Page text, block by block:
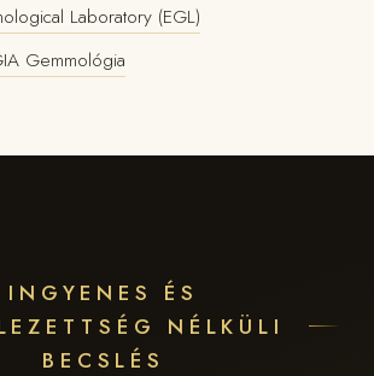
Laboratory (EGL)
Gemmológia
INGYENES ÉS
NÉLKÜLI
BECSLÉS